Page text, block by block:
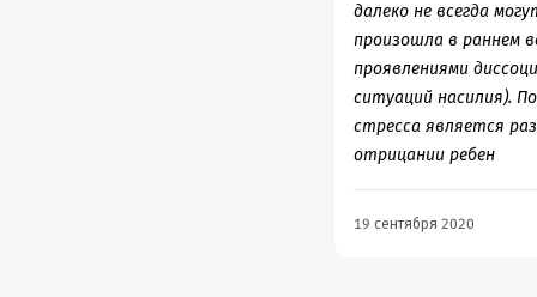
далеко не всегда
произошла в раннем
проявлениями
ситуаций насилия).
стресса является
отрицании ребен
19 сентября 2020